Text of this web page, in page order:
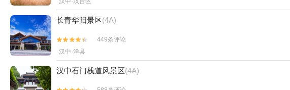
长青华阳景区(4A)


449条评论
汉中·洋县
汉中石门栈道风景区(4A)